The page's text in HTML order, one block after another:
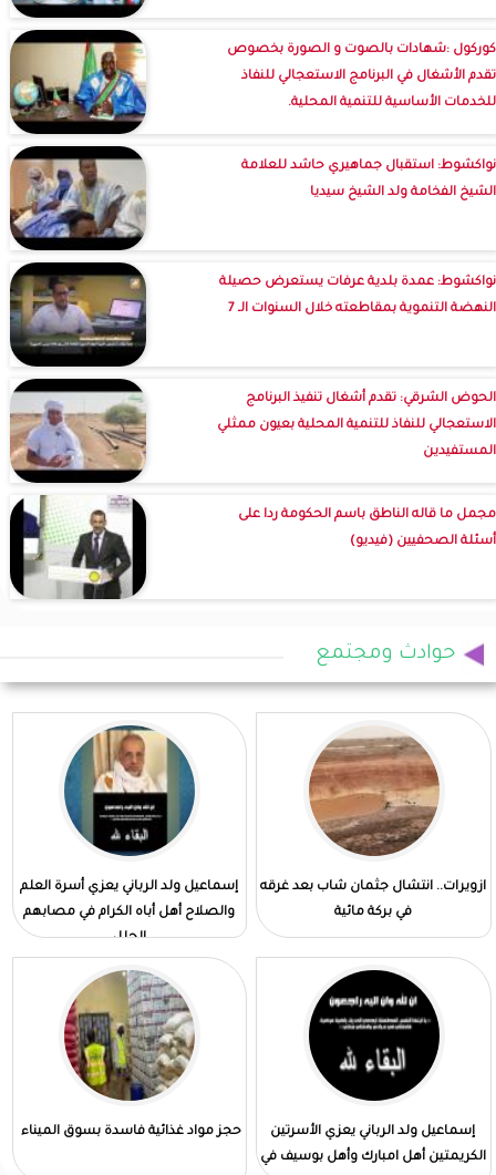
كوركول :شهادات بالصوت و الصورة بخصوص
تقدم الأشغال في البرنامج الاستعجالي للنفاذ
للخدمات الأساسية للتنمية المحلية.
نواكشوط: استقبال جماهيري حاشد للعلامة
الشيخ الفخامة ولد الشيخ سيديا
نواكشوط: عمدة بلدية عرفات يستعرض حصيلة
النهضة التنموية بمقاطعته خلال السنوات الـ 7
الحوض الشرقي: تقدم أشغال تنفيذ البرنامج
الاستعجالي للنفاذ للتنمية المحلية بعيون ممثلي
المستفيدين
مجمل ما قاله الناطق باسم الحكومة ردا على
أسئلة الصحفيين (فيديو)
حوادث ومجتمع
ازويرات.. انتشال جثمان شاب بعد غرقه
في بركة مائية
إسماعيل ولد الرباني يعزي أسرة العلم
والصلاح أهل أباه الكرام في مصابهم
الجلل
إسماعيل ولد الرباني يعزي الأسرتين
الكريمتين أهل امبارك وأهل بوسيف في
حجز مواد غذائية فاسدة بسوق الميناء